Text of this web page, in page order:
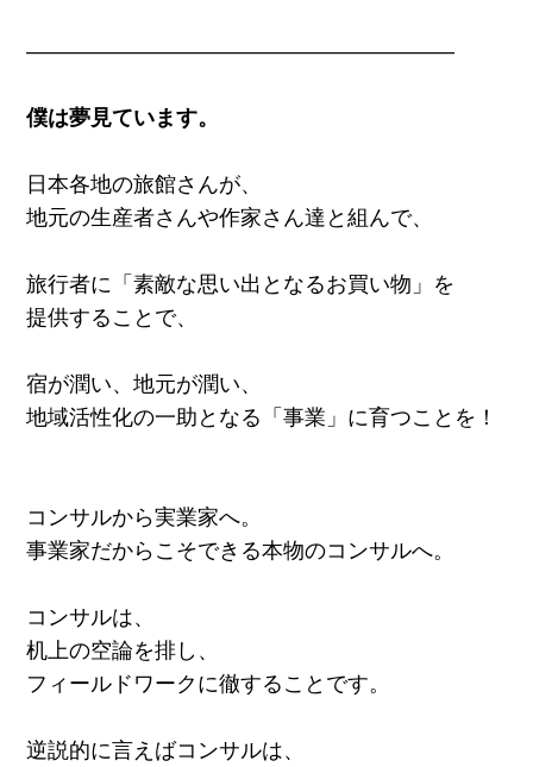
――――――――――――――――――――
僕は夢見ています。
日本各地の旅館さんが、
地元の生産者さんや作家さん達と組んで、
旅行者に「素敵な思い出となるお買い物」を
提供することで、
宿が潤い、地元が潤い、
地域活性化の一助となる「事業」に育つことを！
コンサルから実業家へ。
事業家だからこそできる本物のコンサルへ。
コンサルは、
机上の空論を排し、
フィールドワークに徹することです。
逆説的に言えばコンサルは、